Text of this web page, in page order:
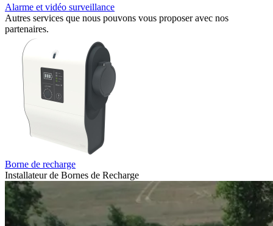
Alarme et vidéo surveillance
Autres services que nous pouvons vous proposer avec nos
partenaires.
Borne de recharge
Installateur de Bornes de Recharge